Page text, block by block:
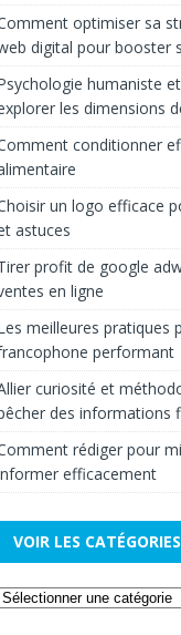
optimiser sa
digital pour booster
humaniste
les dimensions
conditionner
un logo efficace
astuces
profit de google
en ligne
meilleures pratiques
performant
curiosité et
des informations
rédiger pour
efficacement
VOIR LES